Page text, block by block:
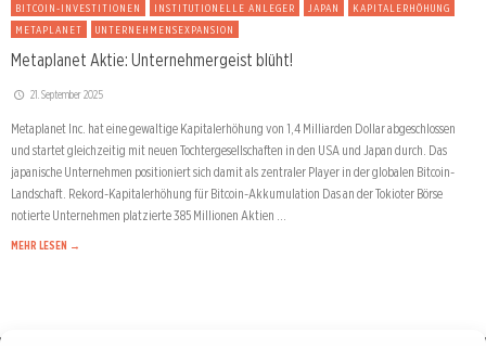
BITCOIN-INVESTITIONEN INSTITUTIONELLE ANLEGER JAPAN
KAPITALERHÖHUNG
METAPLANET
UNTERNEHMENSEXPANSION
Metaplanet Aktie: Unternehmergeist blüht!
21. September 2025
Metaplanet Inc. hat eine gewaltige Kapitalerhöhung von 1,4 Milliarden Dollar abgeschlossen
und startet gleichzeitig mit neuen Tochtergesellschaften in den USA und Japan durch. Das
japanische Unternehmen positioniert sich damit als zentraler Player in der globalen Bitcoin-
Landschaft. Rekord-Kapitalerhöhung für Bitcoin-Akkumulation Das an der Tokioter Börse
notierte Unternehmen platzierte 385 Millionen Aktien …
MEHR LESEN →